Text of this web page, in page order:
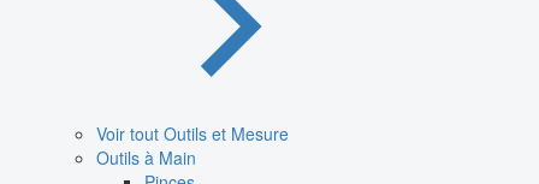
Voir tout Outils et Mesure
Outils à Main